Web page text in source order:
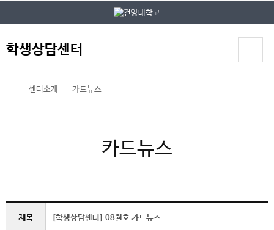
학생상담센터
센터소개 카드뉴스
카드뉴스
제목 [학생상담센터] 08월호 카드뉴스